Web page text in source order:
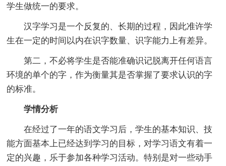
学生做统一的要求。
汉字学习是一个反复的、长期的过程，因此准许学
生在一定的时间以内在识字数量、识字能力上有差异。
第二，不必将学生是否能准确识记脱离开任何语言
环境的单个的字，作为衡量其是否掌握了要求认识的字
的标准。
学情分析
在经过了一年的语文学习后，学生的基本知识、技
能方面基本上已经达到学习的目标，对学习语文有着一
定的兴趣，乐于参加各种学习活动。特别是对一些动手